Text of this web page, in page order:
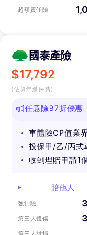
超額責任險
國泰產險
$17,792
(估算年繳保費)
任意險87折優惠
車體險CP值業
投保甲/乙/丙式
收到理賠申請1
賠他人
強制險
第三人體傷
第三人財損